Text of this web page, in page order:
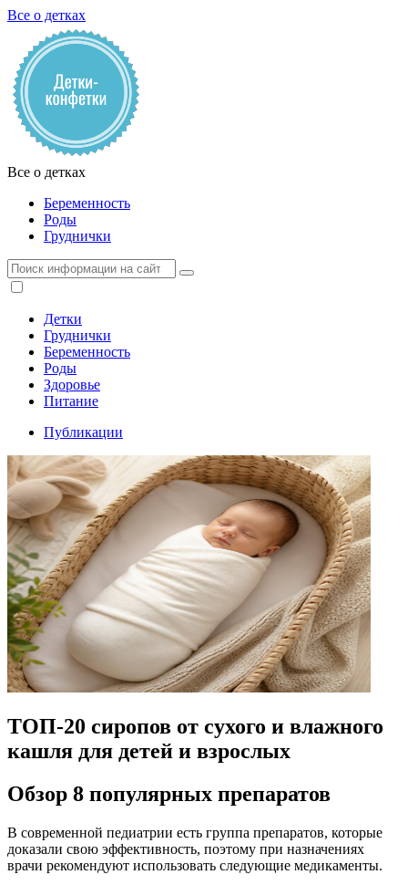
Все о детках
Все о детках
Беременность
Роды
Груднички
Детки
Груднички
Беременность
Роды
Здоровье
Питание
Публикации
ТОП-20 сиропов от сухого и влажного
кашля для детей и взрослых
Обзор 8 популярных препаратов
В современной педиатрии есть группа препаратов, которые
доказали свою эффективность, поэтому при назначениях
врачи рекомендуют использовать следующие медикаменты.